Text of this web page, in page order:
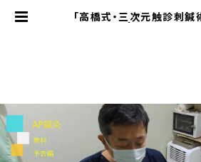
「高橋式・三次元触診刺